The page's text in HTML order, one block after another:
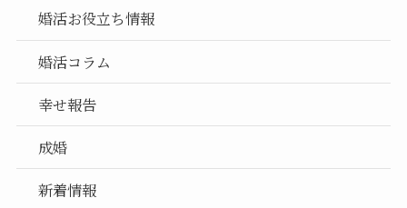
婚活お役立ち情報
婚活コラム
幸せ報告
成婚
新着情報